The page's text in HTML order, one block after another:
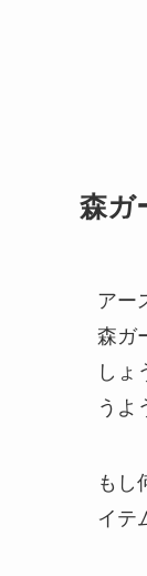
森ガ
アー
森ガ
しょ
うよ
もし
イテ